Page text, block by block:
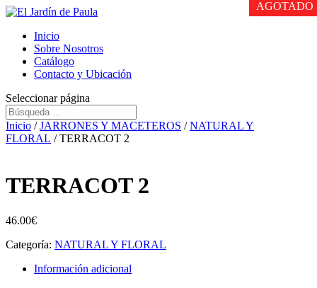
Inicio
Sobre Nosotros
Catálogo
Contacto y Ubicación
Seleccionar página
Inicio /JARRONES Y MACETEROS /NATURAL Y
FLORAL / TERRACOT 2
AGOTADO
TERRACOT 2
46.00€
Categoría: NATURAL Y FLORAL
Información adicional
AGOTADO
AGOTADO